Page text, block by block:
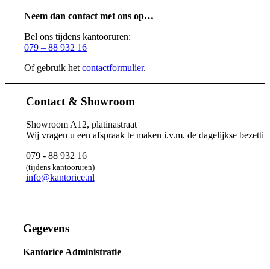
Neem dan contact met ons op…
Bel ons tijdens kantooruren:
079 – 88 932 16
Of gebruik hetcontactformulier.
Contact & Showroom
Showroom A12, platinastraat
Wij vragen u een afspraak te maken i.v.m. de dagelijkse
079 - 88 932 16
(tijdens kantooruren)
info@kantorice.nl
Gegevens
Kantorice Administratie